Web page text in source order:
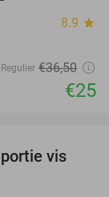
8.9 star
Regulier €36,50
€25
40%
vis